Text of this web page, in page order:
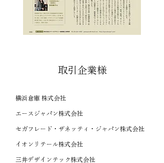
取引企業様
横浜倉庫 株式会社
エースジャパン株式会社
セガフレード・ザネッティ・ジャパン株式会社
イオンリテール株式会社
三井デザインテック株式会社